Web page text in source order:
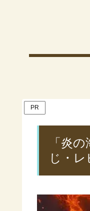
PR
「炎
じ・